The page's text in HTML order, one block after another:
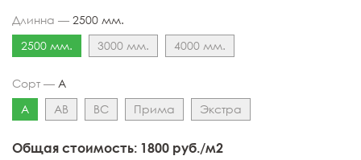
Длинна — 2500 мм.
2500 мм.
3000 мм. 4000 мм.
Сорт — А
А
АВ ВС Прима Экстра
Общая стоимость: 1800 руб./м2